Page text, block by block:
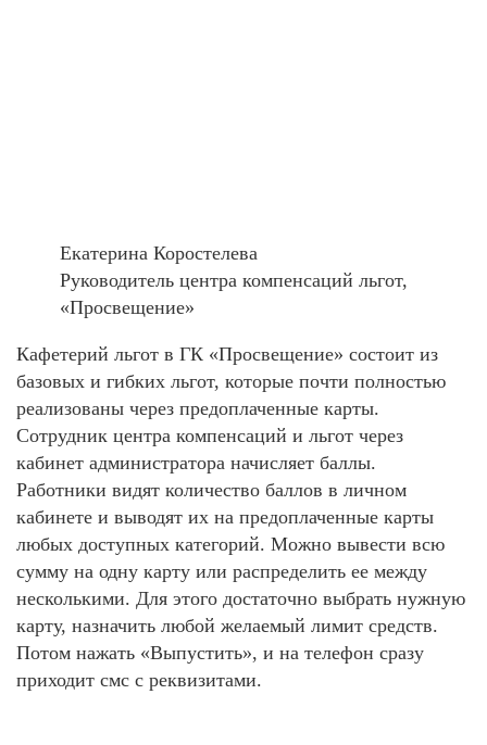
Екатерина Коростелева
Руководитель центра компенсаций льгот,
«Просвещение»
Кафетерий льгот в ГК «Просвещение» состоит из
базовых и гибких льгот, которые почти полностью
реализованы через предоплаченные карты.
Сотрудник центра компенсаций и льгот через
кабинет администратора начисляет баллы.
Работники видят количество баллов в личном
кабинете и выводят их на предоплаченные карты
любых доступных категорий. Можно вывести всю
сумму на одну карту или распределить ее между
несколькими. Для этого достаточно выбрать нужную
карту, назначить любой желаемый лимит средств.
Потом нажать «Выпустить», и на телефон сразу
приходит смс с реквизитами.